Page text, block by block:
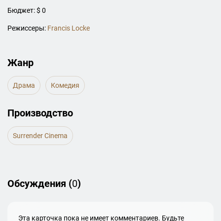
Бюджет: $ 0
Режиссеры: Francis Locke
Жанр
Драма Комедия
Производство
Surrender Cinema
Обсуждения (0)
Эта карточка пока не имеет комментариев. Будьте